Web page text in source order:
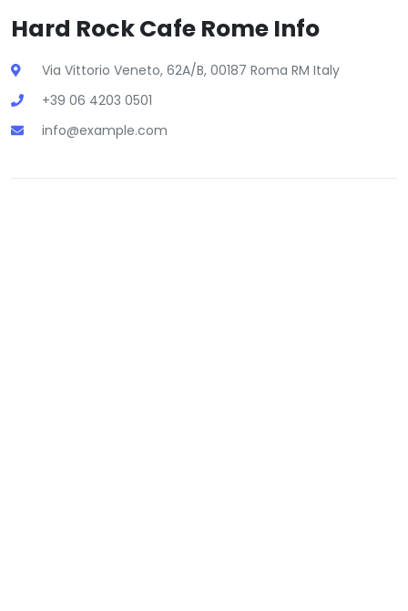
Hard Rock Cafe Rome Info
Via Vittorio Veneto, 62A/B, 00187 Roma RM Italy
+39 06 4203 0501
info@example.com